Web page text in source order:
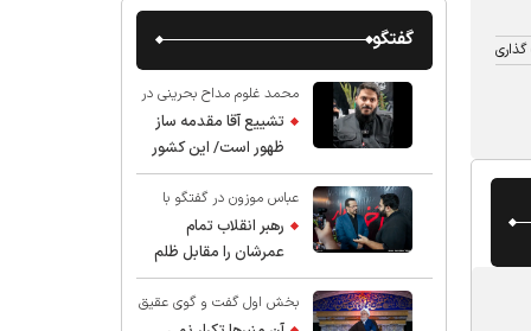
گفتگو
محمد غلوم مداح بحرینی در
گفت و گو با عقیق:
تشییع آقا مقدمه ساز
ظهور است/ این کشور
صاحب دارد
عباس موزون در گفتگو با
عقیق:رهبر انقلاب تمام
عمرشان را مقابل ظلم
ایستادند پس نباید از
شهادت ایشان شگفت
بخش اول گفت و گوی عقیق
با استاد حسین انصاریان: